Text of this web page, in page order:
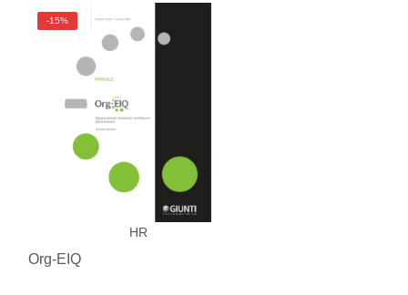
HR
-15%
Org-EIQ